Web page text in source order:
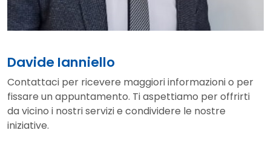
Davide Ianniello
Contattaci per ricevere maggiori informazioni o per
fissare un appuntamento. Ti aspettiamo per offrirti
da vicino i nostri servizi e condividere le nostre
iniziative.